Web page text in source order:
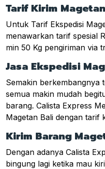
Tarif Kirim
Untuk Tarif Ekspedisi
menawarkan tarif spesial
min 50 Kg pengiriman via
Jasa Ekspedisi
Semakin berkembangnya
semua makin mudah
barang. Calista Express
Magetan Bali dengan tarif
Kirim Barang
Dengan adanya Calista
bingung lagi ketika mau